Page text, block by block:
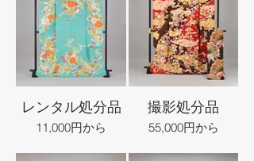
レンタル処分品
11,000円から
撮影処分品
55,000円から